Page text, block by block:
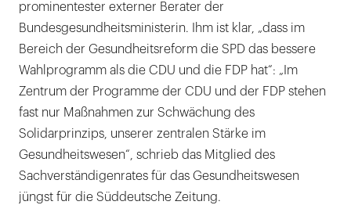
prominentester externer Berater der
Bundesgesundheitsministerin. Ihm ist klar, „dass im
Bereich der Gesundheitsreform die SPD das bessere
Wahlprogramm als die CDU und die FDP hat“: „Im
Zentrum der Programme der CDU und der FDP stehen
fast nur Maßnahmen zur Schwächung des
Solidarprinzips, unserer zentralen Stärke im
Gesundheitswesen“, schrieb das Mitglied des
Sachverständigenrates für das Gesundheitswesen
jüngst für die Süddeutsche Zeitung.